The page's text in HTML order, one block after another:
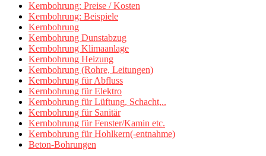
Kernbohrung: Preise / Kosten
Kernbohrung: Beispiele
Kernbohrung
Kernbohrung Dunstabzug
Kernbohrung Klimaanlage
Kernbohrung Heizung
Kernbohrung (Rohre, Leitungen)
Kernbohrung für Abfluss
Kernbohrung für Elektro
Kernbohrung für Lüftung, Schacht,..
Kernbohrung für Sanitär
Kernbohrung für Fenster/Kamin etc.
Kernbohrung für Hohlkern(-entnahme)
Beton-Bohrungen